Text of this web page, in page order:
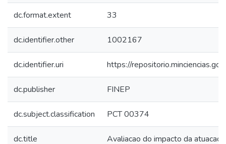
dc.format.extent 33
dc.identifier.other 1002167
dc.identifier.uri https://
dc.publisher FINEP
dc.subject.classification PCT 00374
dc.title Avaliacao do impacto da atuacao